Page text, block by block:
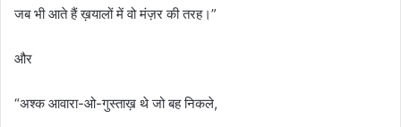
जब भी आते हैं ख़यालों में वो मंज़र की तरह।”
और
“अश्क आवारा-ओ-गुस्ताख़ थे जो बह निकले,